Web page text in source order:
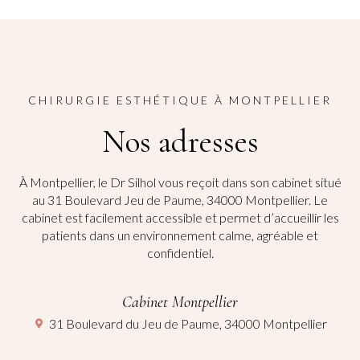
esthétique et reconstructrice du sein, du visage et de la silhouette.
CHIRURGIE ESTHÉTIQUE À MONTPELLIER
Nos adresses
À Montpellier, le Dr Silhol vous reçoit dans son cabinet situé
au 31 Boulevard Jeu de Paume, 34000 Montpellier. Le
cabinet est facilement accessible et permet d’accueillir les
patients dans un environnement calme, agréable et
confidentiel.
Cabinet Montpellier
31 Boulevard du Jeu de Paume, 34000 Montpellier